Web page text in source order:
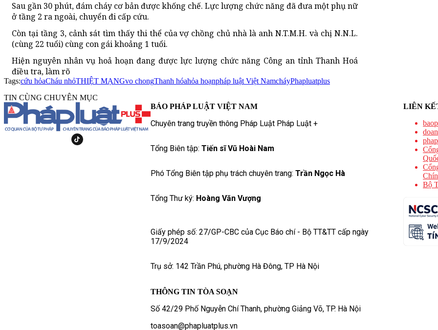
Sau gần 30 phút, đám cháy cơ bản được khống chế. Lực lượng chức năng đã đưa một phụ nữ
ở tầng 2 ra ngoài, chuyển đi cấp cứu.
Còn tại tầng 3, cảnh sát tìm thấy thi thể của vợ chồng chủ nhà là anh N.T.M.H. và chị N.N.L.
(cùng 22 tuổi) cùng con gái khoảng 1 tuổi.
Hiện nguyên nhân vụ hoả hoạn đang được lực lượng chức năng Công an tỉnh Thanh Hoá
điều tra, làm rõ
Tags:cứu hỏaCháu nhỏTHIỆT MẠNGvo chongThanh hóahỏa hoạnpháp luật Việt NamcháyPhapluatplus
TIN CÙNG CHUYÊN MỤC
BÁO PHÁP LUẬT VIỆT NAM
Chuyên trang truyền thông Pháp Luật Pháp Luật +
Tổng Biên tập: Tiến sĩ Vũ Hoài Nam
Phó Tổng Biên tập phụ trách chuyên trang: Trần Ngọc Hà
Tổng Thư ký: Hoàng Văn Vượng
Giấy phép số: 27/GP-CBC của Cục Báo chí - Bộ TT&TT cấp ngày
17/9/2024
Trụ sở: 142 Trần Phú, phường Hà Đông, TP Hà Nội
THÔNG TIN TÒA SOẠN
Số 42/29 Phố Nguyễn Chí Thanh, phường Giảng Võ, TP. Hà Nội
toasoan@phapluatplus.vn
LIÊN
Bộ